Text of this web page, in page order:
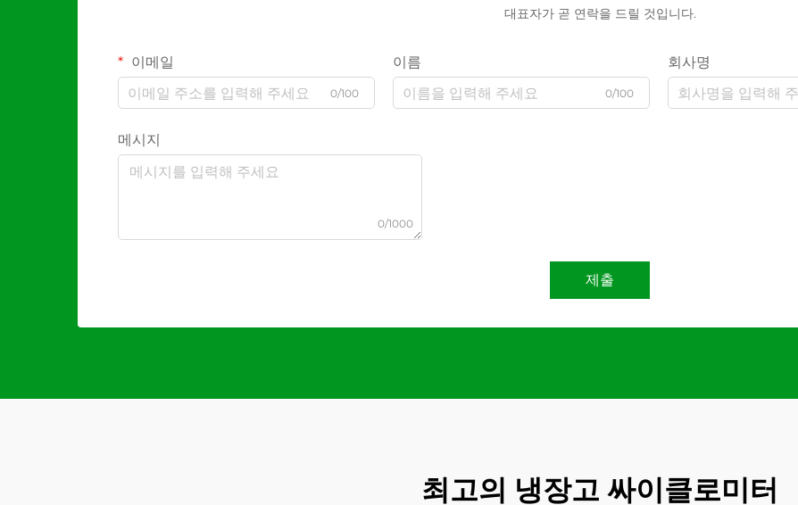
대표자가 곧 연락을 드릴 것입니다.
이메일
0/100
이름
0/100
회사명
메시지
0/1000
제출
최고의 냉장고 싸이클로미터